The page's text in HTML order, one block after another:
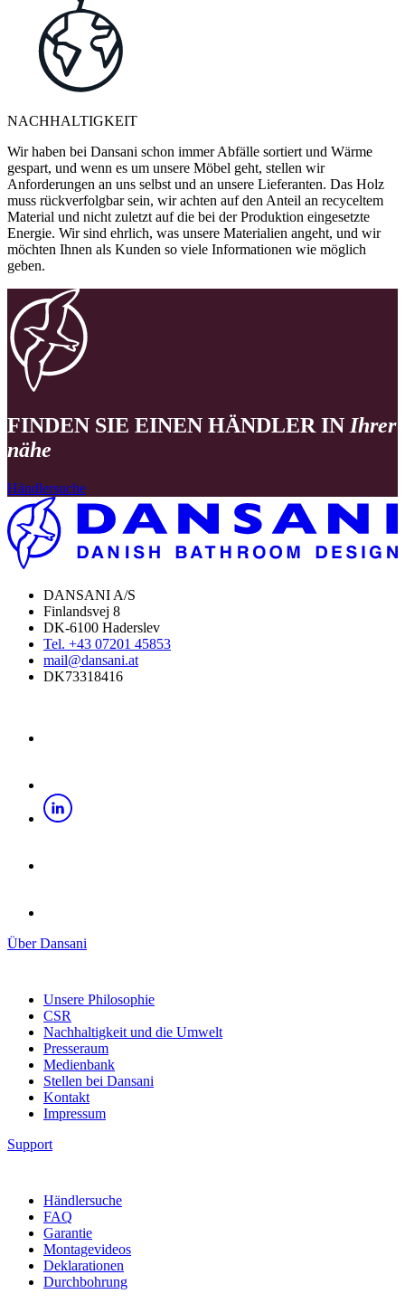
NACHHALTIGKEIT
Wir haben bei Dansani schon immer Abfälle sortiert und Wärme
gespart, und wenn es um unsere Möbel geht, stellen wir
Anforderungen an uns selbst und an unsere Lieferanten. Das Holz
muss rückverfolgbar sein, wir achten auf den Anteil an recyceltem
Material und nicht zuletzt auf die bei der Produktion eingesetzte
Energie. Wir sind ehrlich, was unsere Materialien angeht, und wir
möchten Ihnen als Kunden so viele Informationen wie möglich
geben.
FINDEN SIE EINEN HÄNDLER IN Ihrer
nähe
Händlersuche
DANSANI A/S
Finlandsvej 8
DK-6100 Haderslev
Tel. +43 07201 45853
mail@dansani.at
DK73318416
Über Dansani
Unsere Philosophie
CSR
Nachhaltigkeit und die Umwelt
Presseraum
Medienbank
Stellen bei Dansani
Kontakt
Impressum
Support
Händlersuche
FAQ
Garantie
Montagevideos
Deklarationen
Durchbohrung